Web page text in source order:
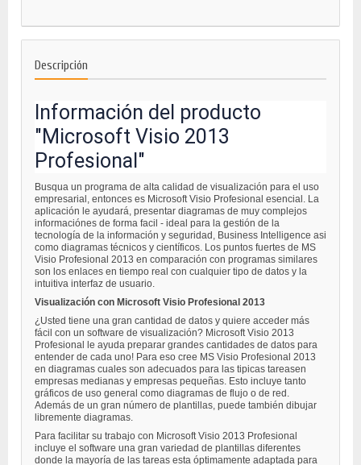
Descripción
Información del producto
"Microsoft Visio 2013
Profesional"
Busqua un programa de alta calidad de visualización para el uso
empresarial, entonces es Microsoft Visio Profesional esencial. La
aplicación le ayudará, presentar diagramas de muy complejos
informaciónes de forma facil - ideal para la gestión de la
tecnología de la información y seguridad, Business Intelligence asi
como diagramas técnicos y científicos. Los puntos fuertes de MS
Visio Profesional 2013 en comparación con programas similares
son los enlaces en tiempo real con cualquier tipo de datos y la
intuitiva interfaz de usuario.
Visualización con Microsoft Visio Profesional 2013
¿Usted tiene una gran cantidad de datos y quiere acceder más
fácil con un software de visualización? Microsoft Visio 2013
Profesional le ayuda preparar grandes cantidades de datos para
entender de cada uno! Para eso cree MS Visio Profesional 2013
en diagramas cuales son adecuados para las tipicas tareasen
empresas medianas y empresas pequeñas. Esto incluye tanto
gráficos de uso general como diagramas de flujo o de red.
Además de un gran número de plantillas, puede también dibujar
libremente diagramas.
Para facilitar su trabajo con Microsoft Visio 2013 Profesional
incluye el software una gran variedad de plantillas diferentes
donde la mayoría de las tareas esta óptimamente adaptada para